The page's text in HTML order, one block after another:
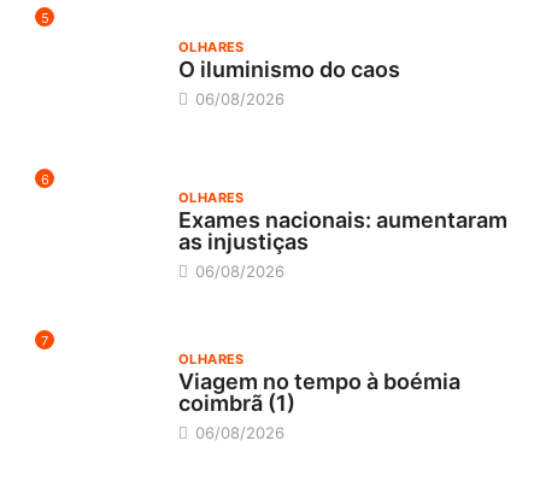
5
OLHARES
O iluminismo do caos
06/08/2026
6
OLHARES
Exames nacionais: aumentaram
as injustiças
06/08/2026
7
OLHARES
Viagem no tempo à boémia
coimbrã (1)
06/08/2026